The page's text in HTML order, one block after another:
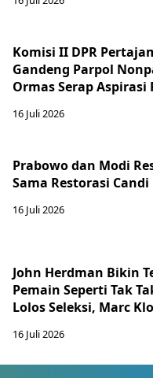
Komisi II DPR
Gandeng Parpol
Ormas Serap Aspirasi
16 Juli 2026
Prabowo dan Modi
Sama Restorasi
16 Juli 2026
John Herdman Bikin
Pemain Seperti Tak
Lolos Seleksi, Marc
16 Juli 2026